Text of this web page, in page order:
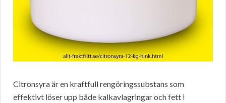
Citronsyra är en kraftfull rengöringssubstans som
effektivt löser upp både kalkavlagringar och fett i